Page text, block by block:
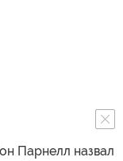
Парнелл назвал